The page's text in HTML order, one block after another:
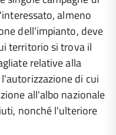
almeno
dell'impianto, deve
territorio si trova il
relative alla
di cui
all'albo nazionale
nonché l'ulteriore